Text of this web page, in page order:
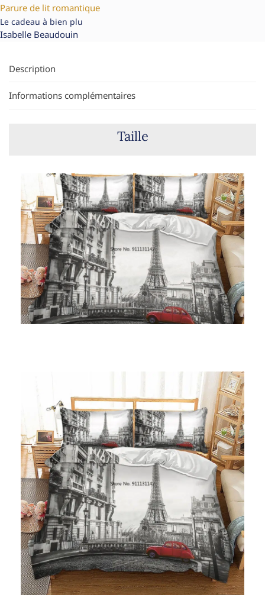
Parure de lit romantique
Le cadeau à bien plu
Isabelle Beaudouin
Description
Informations complémentaires
Taille